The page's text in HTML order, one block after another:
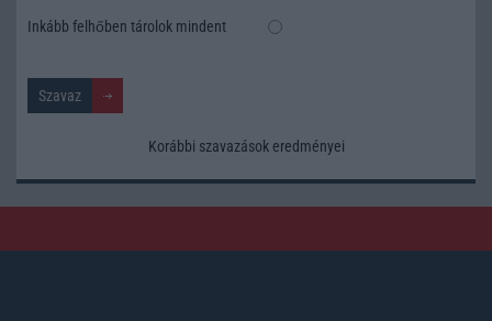
Inkább felhőben tárolok mindent
Korábbi szavazások eredményei